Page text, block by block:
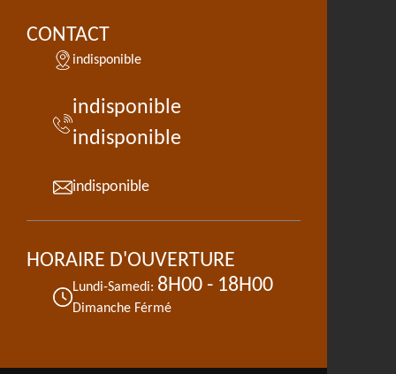
CONTACT
indisponible
indisponible
indisponible
indisponible
HORAIRE D'OUVERTURE
Lundi-Samedi: 8H00 - 18H00
Dimanche Férmé